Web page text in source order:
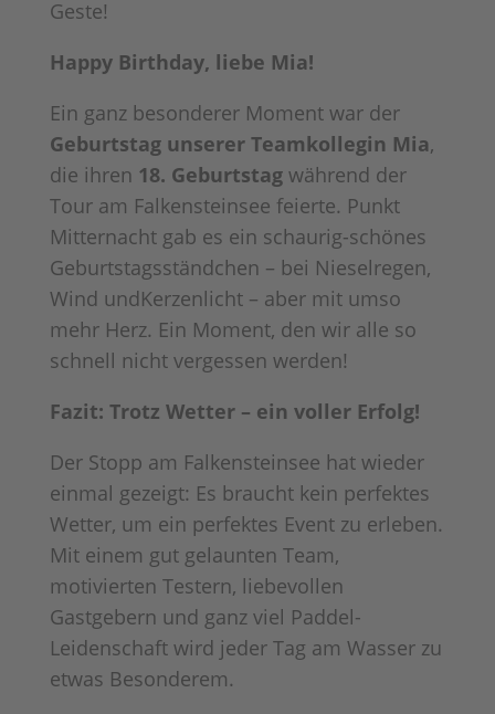
Geste!
Happy Birthday, liebe Mia!
Ein ganz besonderer Moment war der
Geburtstag unserer Teamkollegin Mia,
die ihren 18. Geburtstagwährend der
Tour am Falkensteinsee feierte. Punkt
Mitternacht gab es ein schaurig-schönes
Geburtstagsständchen – bei Nieselregen,
Wind undKerzenlicht – aber mit umso
mehr Herz. Ein Moment, den wir alle so
schnell nicht vergessen werden!
Fazit: Trotz Wetter – ein voller Erfolg!
Der Stopp am Falkensteinsee hat wieder
einmal gezeigt: Es braucht kein perfektes
Wetter, um ein perfektes Event zu erleben.
Mit einem gut gelaunten Team,
motivierten Testern, liebevollen
Gastgebern und ganz viel Paddel-
Leidenschaft wird jeder Tag am Wasser zu
etwas Besonderem.